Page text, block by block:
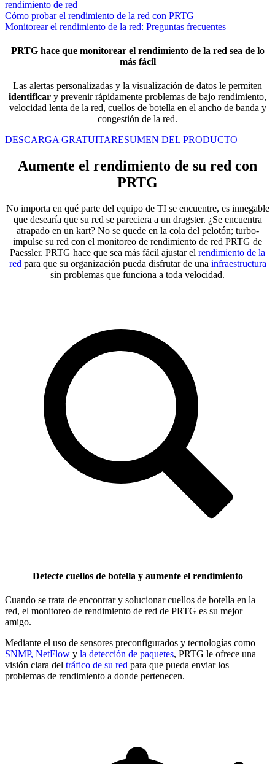
rendimiento de red
Cómo probar el rendimiento de la red con PRTG
Monitorear el rendimiento de la red: Preguntas frecuentes
PRTG hace que monitorear el rendimiento de la red sea de lo
más fácil
Las alertas personalizadas y la visualización de datos le permiten
identificar y prevenir rápidamente problemas de bajo rendimiento,
velocidad lenta de la red, cuellos de botella en el ancho de banda y
congestión de la red.
DESCARGA GRATUITARESUMEN DEL PRODUCTO
Aumente el rendimiento de su red con
PRTG
No importa en qué parte del equipo de TI se encuentre, es innegable
que desearía que su red se pareciera a un dragster. ¿Se encuentra
atrapado en un kart? No se quede en la cola del pelotón; turbo-
impulse su red con el monitoreo de rendimiento de red PRTG de
Paessler. PRTG hace que sea más fácil ajustar el rendimiento de la
red para que su organización pueda disfrutar de una infraestructura
sin problemas que funciona a toda velocidad.
Detecte cuellos de botella y aumente el rendimiento
Cuando se trata de encontrar y solucionar cuellos de botella en la
red, el monitoreo de rendimiento de red de PRTG es su mejor
amigo.
Mediante el uso de sensores preconfigurados y tecnologías como
SNMP, NetFlow y la detección de paquetes, PRTG le ofrece una
visión clara del tráfico de su red para que pueda enviar los
problemas de rendimiento a donde pertenecen.